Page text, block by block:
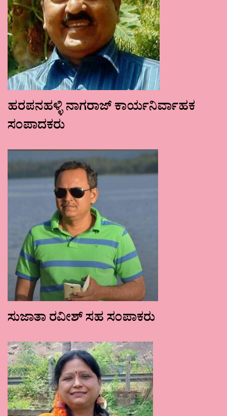
ಹರಪನಹಳ್ಳಿ ನಾಗರಾಜ್ ಕಾರ್ಯನಿರ್ವಾಹಕ
ಸಂಪಾದಕರು
ಸುಜಾತಾ ರವೀಶ್ ಸಹ ಸಂಪಾಕರು